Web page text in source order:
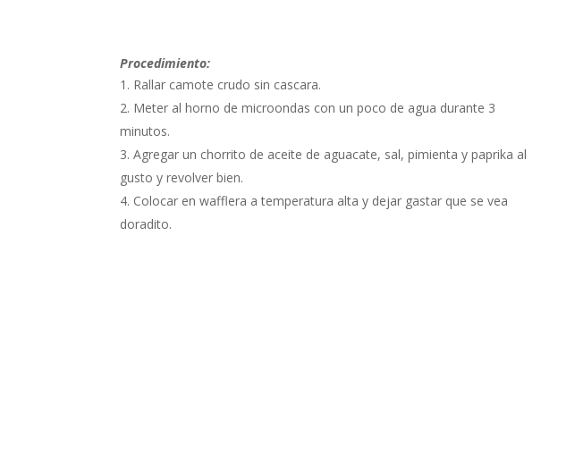
Procedimiento:
Rallar camote crudo sin cascara.
Meter al horno de microondas con un poco de agua durante 3
minutos.
Agregar un chorrito de aceite de aguacate, sal, pimienta y paprika al
gusto y revolver bien.
Colocar en wafflera a temperatura alta y dejar gastar que se vea
doradito.